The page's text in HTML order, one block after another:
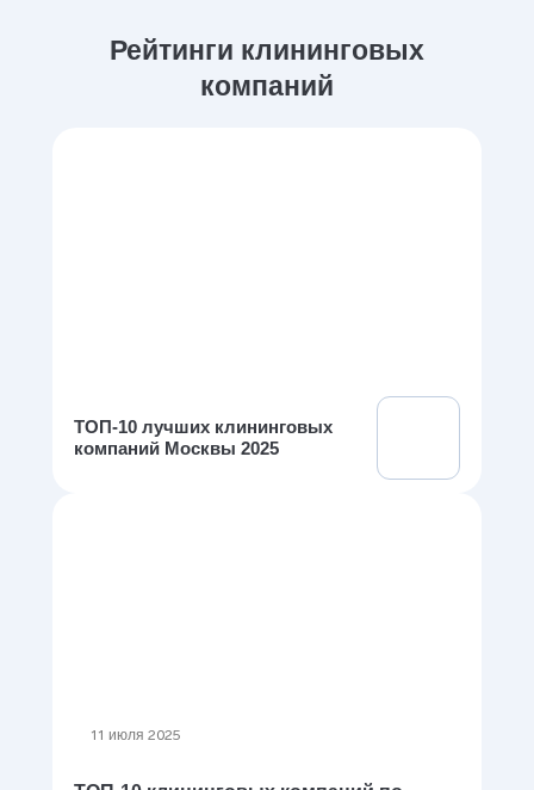
Рейтинги клининговых
компаний
ТОП-10 лучших клининговых
компаний Москвы 2025
11 июля 2025